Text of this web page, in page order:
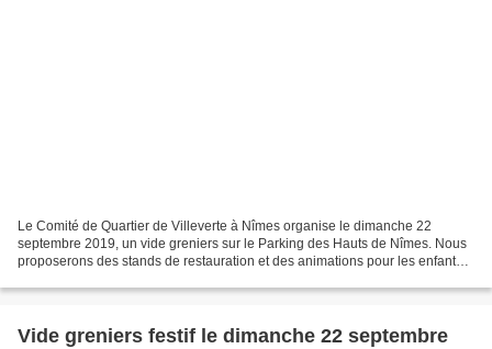
Le Comité de Quartier de Villeverte à Nîmes organise le dimanche 22
septembre 2019, un vide greniers sur le Parking des Hauts de Nîmes. Nous
proposerons des stands de restauration et des animations pour les enfants.
Vide greniers festif le dimanche 22 septembre